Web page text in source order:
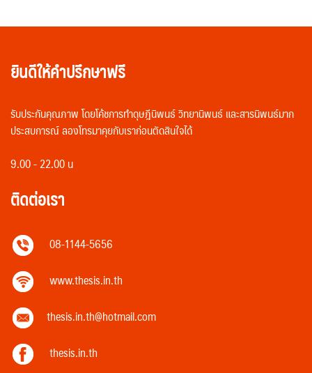
ยินดีให้คำปรึกษาฟรี
รับประกันคุณภาพ โดยโค้ชการทำดุษฎีนิพนธ์ วิทยานิพนธ์ และสารนิพนธ์มาก
ประสบการณ์ ลองโทรมาคุยกับเราก่อนตัดสินใจได้
9.00 - 22.00 น
ติดต่อเรา
08-1144-5656
www.thesis.in.th
thesis.in.th@hotmail.com
thesis.in.th